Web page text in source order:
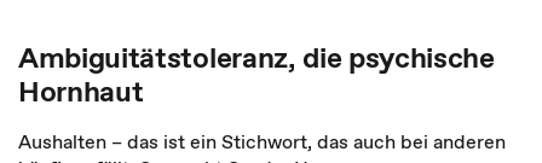
Ambiguitätstoleranz, die psychische
Hornhaut
Aushalten – das ist ein Stichwort, das auch bei anderen